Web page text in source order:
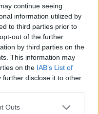
continue seeing
information utilized by
to third parties prior to
out of the further
by third parties on the
This information may
on the IAB’s List of
further disclose it to other
Outs
rreth takimit sekret
Khamenei në
Ata ishin në një
me xhama të errët,
e dëgjuar njëri-